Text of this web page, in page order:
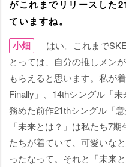
がこれまでリリースした
ていますね。
小畑
はい。これまで
とっては、自分の推しメン
もらえると思います。私が
Finally」、14thシングル「
務めた前作21thシングル「
「未来とは？」は私たち7
たちが着ていて、可愛いな
ったなって。それと「未来